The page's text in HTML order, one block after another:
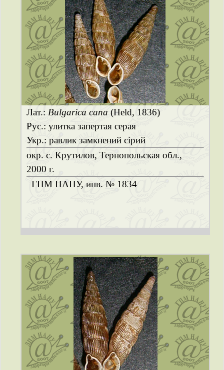
Лат.: Bulgarica cana (Held, 1836)
Рус.: улитка запертая серая
Укр.: равлик замкнений сірий
окр. с. Крутилов, Тернопольская обл.,
2000 г.
ГПМ НАНУ, инв. № 1834